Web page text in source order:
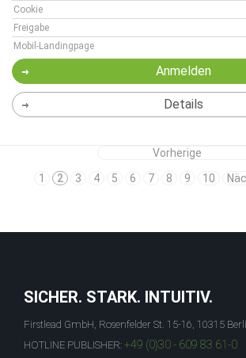
Cookie
Freigabe
Mobil-Landingpage
Anmelden
Details
Vorherige
1
2 3 4 5 6 7 8 9 10
SICHER. STARK. INTUITIV.
Firstlead GmbH, Rosenfelder St. 15-16, 10315
HOTLINE PUBLISHER: +49 (0)30 - 609 83 61-0